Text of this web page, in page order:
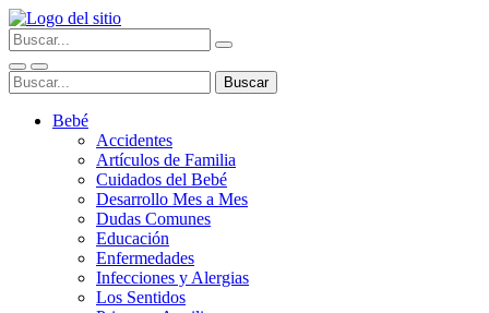
Bebé
Accidentes
Artículos de Familia
Cuidados del Bebé
Desarrollo Mes a Mes
Dudas Comunes
Educación
Enfermedades
Infecciones y Alergias
Los Sentidos